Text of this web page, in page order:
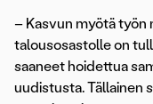
– Kasvun myötä työn
talousosastolle on
saaneet hoidettua
uudistusta. Tällainen